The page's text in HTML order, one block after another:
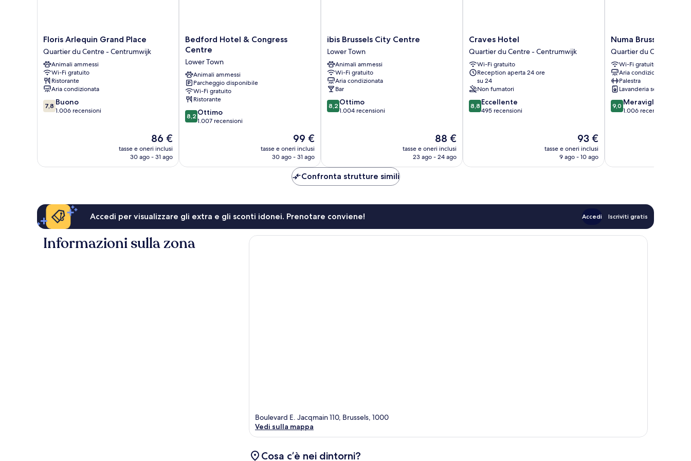
Floris
Arlequin
Grand
Place
Quartier
du
Centre
-
Centrumwijk
Floris Arlequin Grand Place
Quartier du Centre - Centrumwijk
Animali ammessi
Wi-Fi gratuito
Ristorante
Aria condizionata
7.8
su
7,8 Buono
1.006 recensioni
Il
prezzo
attuale
86 €
tasse e oneri inclusi
30 ago - 31 ago
Bedford
Hotel
Congress
Centre
Lower
Town
Bedford Hotel & Congress
Centre
Lower Town
Animali ammessi
Parcheggio disponibile
Wi-Fi gratuito
Ristorante
8.2
su
8,2 Ottimo
1.007 recensioni
Il
prezzo
attuale
99 €
99 €
tasse e oneri inclusi
30 ago - 31 ago
ibis
Brussels
City
Centre
Lower
Town
ibis Brussels City Centre
Lower Town
Animali ammessi
Wi-Fi gratuito
Aria condizionata
Bar
8.2
su
8,2 Ottimo
1.004 recensioni
Il
prezzo
attuale
88 €
tasse e oneri inclusi
23 ago - 24 ago
Craves
Hotel
Quartier
du
Centre
-
Centrumwijk
Craves Hotel
Quartier du Centre - Centrumwijk
Wi-Fi gratuito
Reception aperta 24 ore
su 24
Non fumatori
8.8
su
8,8 Eccellente
495 recensioni
Il
prezzo
attuale
93 €
tasse e oneri inclusi
9 ago - 10 ago
Numa
Brussels
Royal
Galleries
Quartier
du
Centre
-
Centrumwijk
Numa Brussels
Quartier du Centre -
Wi-Fi gratuito
Aria condizionata
Palestra
Lavanderia self-service
9.0
su
9,0 Meraviglioso
1.006 recensioni
Confronta strutture simili
Accedi per visualizzare gli extra e gli sconti idonei. Prenotare conviene! Accedi Iscriviti gratis
Informazioni sulla zona
Boulevard E. Jacqmain 110, Brussels, 1000
Vedi sulla mappa
Cosa c’è nei dintorni?